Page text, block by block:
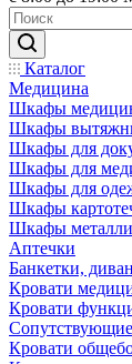
Каталог
Медицина
Шкафы
Шкафы
Шкафы для
Шкафы для
Шкафы для
Шкафы
Шкафы
Аптечки
Банкетки,
Кровати
Кровати
Кровати